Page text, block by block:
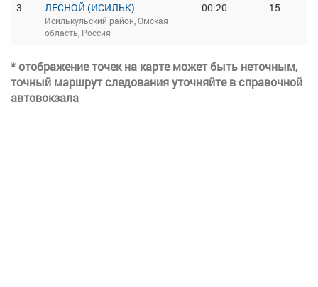
3 ЛЕСНОЙ (ИСИЛЬК)
Исилькульский район, Омская
область, Россия
00:20 15
* отображение точек на карте может быть неточным,
точный маршрут следования уточняйте в справочной
автовокзала